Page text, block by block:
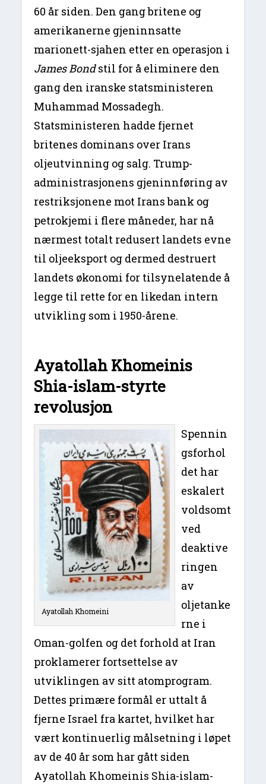
60 år siden. Den gang britene og
amerikanerne gjeninnsatte
marionett-sjahen etter en operasjon i
James Bondstil for å eliminere den
gang den iranske statsministeren
Muhammad Mossadegh.
Statsministeren hadde fjernet
britenes dominans over Irans
oljeutvinning og salg. Trump-
administrasjonens gjeninnføring av
restriksjonene mot Irans bank og
petrokjemi i flere måneder, har nå
nærmest totalt redusert landets evne
til oljeeksport og dermed destruert
landets økonomi for tilsynelatende å
legge til rette for en likedan intern
utvikling som i 1950-årene.
Ayatollah Khomeinis
Shia-islam-styrte
revolusjon
Ayatollah Khomeini
Spennin
gsforhol
det har
eskalert
voldsomt
ved
deaktive
ringen
av
oljetanke
rne i
Oman-golfen og det forhold at Iran
proklamerer fortsettelse av
utviklingen av sitt atomprogram.
Dettes primære formål er uttalt å
fjerne Israel fra kartet, hvilket har
vært kontinuerlig målsetning i løpet
av de 40 år som har gått siden
Ayatollah Khomeinis Shia-islam-